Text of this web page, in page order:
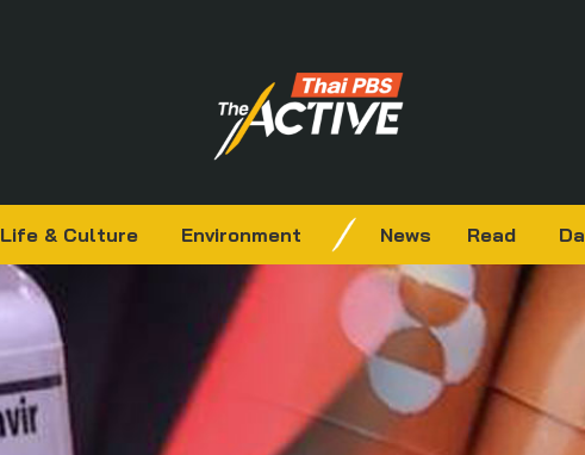
Life & Culture Environment News Read